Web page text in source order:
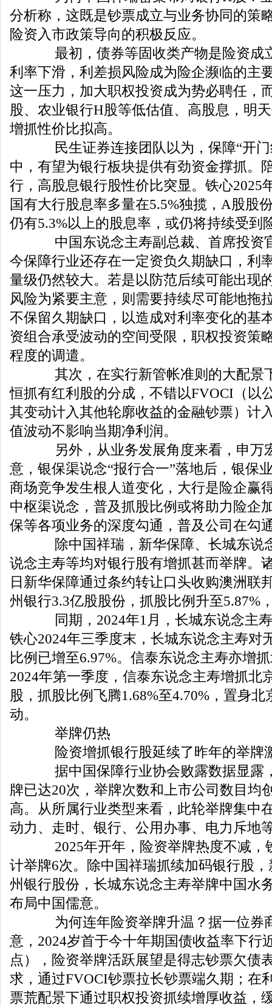
分析称，这既是钞票成立与业务协同的策
险资入市政策导向的积极反应。
最初，债券等固收类产物是险资成
利率下滑，利差损风险成为险企濒临的主
这一压力，加大职权投资成为势必聘任，
股、农业银行H股等低估值、高股息，明
增抓性价比拟高。
民生证券连接团队以为，保障“开门
中，有望为银行板块提供有劲资金撑抓。
行，高股息银行股性价比突显。铁心2025
国有大行股息率多量在5.5%独揽，A股股
仍有5.3%以上的股息率，或仍将持续受到
中国东说念主寿副总裁、首席投资
今保障行业还存在一定资负久期缺口，利
量级仍然较大。若是以防范后续可能出现
风险为紧要主意，则需要持续尽可能地拖
不保留久期缺口，以造成对利率变化的基
资组合承受波动的空间受限，职权投资策
程度的调遣。
其次，在实行新管帐准则的大配景
恒抓有红利股的分成，不错以FVOCI（以
其变动计入其他轮廓收益的金融钞票）计
值波动不影响当期净利润。
另外，从业务发展角度来看，申万
意，银保渠说念“报行合一”落地后，银保
商场竞争发生根人道变化，大行是险企赢
中枢渠说念，普及抓股比例或将助力险企
保等各项业务的深度勾通，普及公司在勾
除中国祥瑞，新华保障、长城东说
说念主寿等均对银行股有增抓甚而举牌。
日新华保障通过条约转让口头收购澳洲联
州银行3.3亿股股份，抓股比例升至5.87%
同期，2024年1月，长城东说念主
铁心2024年三季度末，长城东说念主寿对
比例已增至6.97%。信泰东说念主寿亦增
2024年第一季度，信泰东说念主寿增抓北
股，抓股比例飞腾1.68%至4.70%，置身北
动。
举牌仍热
险资增抓银行股延续了昨年的举牌
据中国保障行业协会败露数据显露
牌已达20次，举牌次数和上市公司数目均
高。从所属行业类型来看，此轮举牌集中
动力、走时、银行、公用办事、电力斥地
2025年开年，险资举牌热度不减，
计举牌6次。除中国祥瑞抓续加码银行股
州银行股份，长城东说念主寿举牌中国水
布局中国儒意。
为何连年险资举牌升温？据一位券
意，2024岁首于今十年期国债收益率下行
点），险资举牌活跃展望是得志钞票欠债
求，通过FVOCI钞票拉长钞票端久期；在
票荒配景下通过职权投资抓续增厚收益，